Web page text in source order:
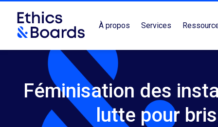
À propos Services
Féminisation des
lutte pour